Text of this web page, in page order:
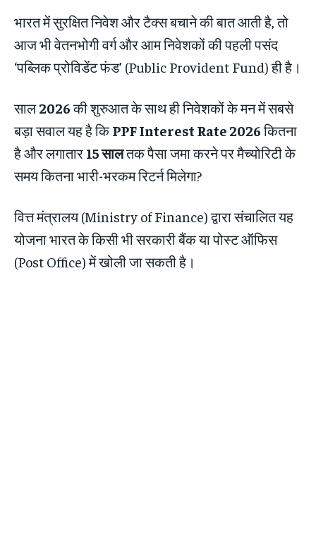
भारत में सुरक्षित निवेश और टैक्स बचाने की बात आती है, तो
आज भी वेतनभोगी वर्ग और आम निवेशकों की पहली पसंद
‘पब्लिक प्रोविडेंट फंड’ (Public Provident Fund) ही है।
साल2026की शुरुआत के साथ ही निवेशकों के मन में सबसे
बड़ा सवाल यह है किPPF Interest Rate 2026कितना
है और लगातार 15 सालतक पैसा जमा करने पर मैच्योरिटी के
समय कितना भारी-भरकम रिटर्न मिलेगा?
वित्त मंत्रालय (Ministry of Finance) द्वारा संचालित यह
योजना भारत के किसी भी सरकारी बैंक या पोस्ट ऑफिस
(Post Office) में खोली जा सकती है।